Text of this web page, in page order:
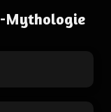
Mythologie